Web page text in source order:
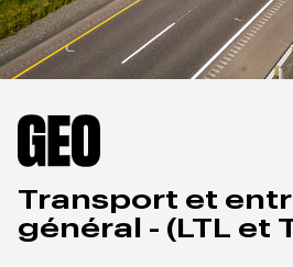
Transport et
général - (LTL et